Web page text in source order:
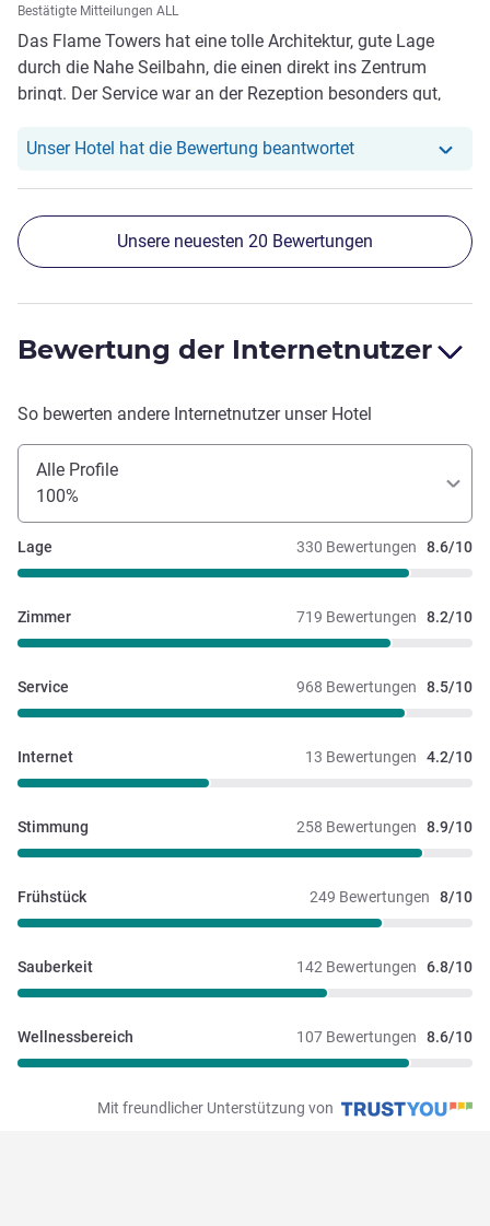
wird. Wir würden uns aufgrund unserer Erfahrungen nicht
erneut für dieses Hotel entscheiden.
haben Besteck oder Servietten gefehlt. Insgesamt machte
das Personal im Bistro ein wenig geschulten Eindruck. Wie
sehr würden wir das weiterempfehlen?
Bestätigte Mitteilungen ALL
Das Flame Towers hat eine tolle Architektur, gute Lage
durch die Nahe Seilbahn, die einen direkt ins Zentrum
bringt. Der Service war an der Rezeption besonders gut,
Serviceorientierung , obwohl genügend Mitarbeiter
Unser Hotel hat die Bewertung beantwortetUnser Hotel hat
Unsere neuesten 20 Bewertungen
Bewertung der Internetnutzer
So bewerten andere Internetnutzer unser Hotel
Alle Profile
100%
330 Bewertungen 8.6/10
Lage
719 Bewertungen 8.2/10
Zimmer
968 Bewertungen 8.5/10
Service
13 Bewertungen 4.2/10
Internet
258 Bewertungen 8.9/10
Stimmung
249 Bewertungen 8/10
Frühstück
142 Bewertungen 6.8/10
Sauberkeit
107 Bewertungen 8.6/10
Wellnessbereich
Mit freundlicher Unterstützung von